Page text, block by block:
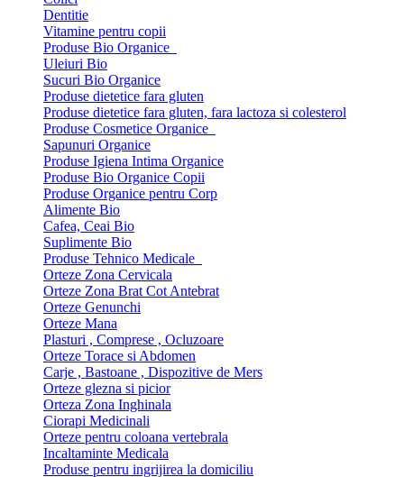
Dentitie
Vitamine pentru copii
Produse Bio Organice
Uleiuri Bio
Sucuri Bio Organice
Produse dietetice fara gluten
Produse dietetice fara gluten, fara lactoza si colesterol
Produse Cosmetice Organice
Sapunuri Organice
Produse Igiena Intima Organice
Produse Bio Organice Copii
Produse Organice pentru Corp
Alimente Bio
Cafea, Ceai Bio
Suplimente Bio
Produse Tehnico Medicale
Orteze Zona Cervicala
Orteze Zona Brat Cot Antebrat
Orteze Genunchi
Orteze Mana
Plasturi , Comprese , Ocluzoare
Orteze Torace si Abdomen
Carje , Bastoane , Dispozitive de Mers
Orteze glezna si picior
Orteza Zona Inghinala
Ciorapi Medicinali
Orteze pentru coloana vertebrala
Incaltaminte Medicala
Produse pentru ingrijirea la domiciliu